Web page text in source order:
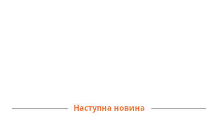
Наступна новина